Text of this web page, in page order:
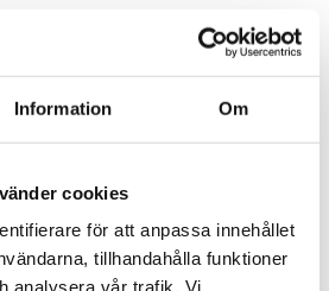
Information Om
cookies
för att anpassa innehållet
tillhandahålla funktioner
analysera vår trafik. Vi
pressure switch and transmitter
tools, hydraulic systems and
you want to be able to see
PNP, voltage or current
display